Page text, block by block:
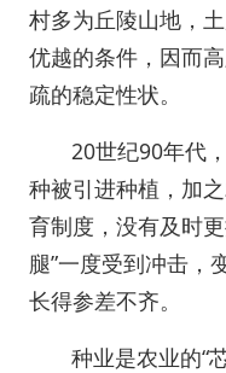
村多为丘陵山地，
优越的条件，因而
疏的稳定性状。
20世纪90年代
种被引进种植，加
育制度，没有及时
腿”一度受到冲击，
长得参差不齐。
种业是农业的“